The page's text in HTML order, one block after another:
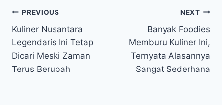
Post
navigation
PREVIOUS
Kuliner Nusantara
Legendaris Ini Tetap
Dicari Meski Zaman
Terus Berubah
NEXT
Banyak Foodies
Memburu Kuliner Ini,
Ternyata Alasannya
Sangat Sederhana